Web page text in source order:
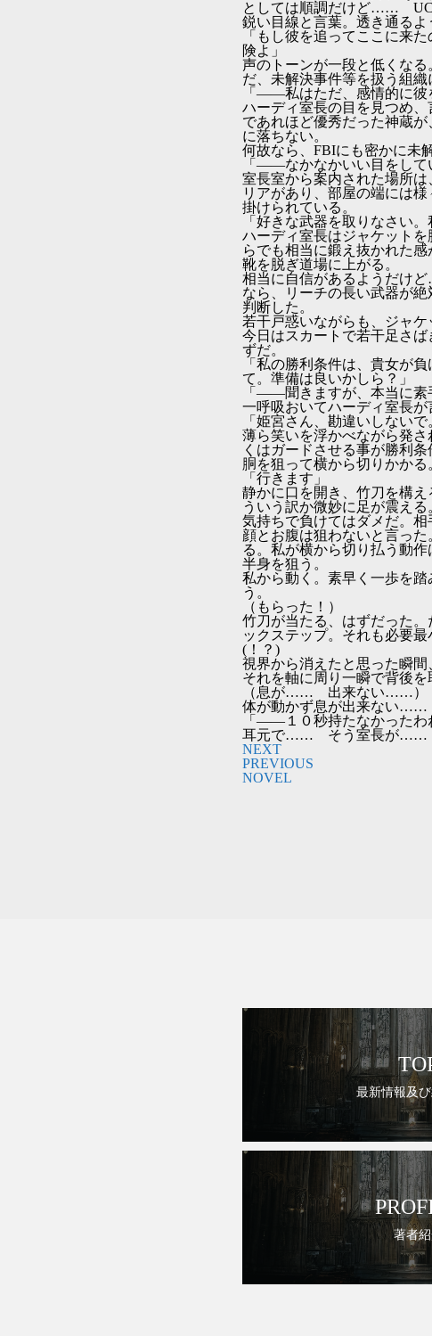
としては順調だけど……
鋭い目線と言葉。透き通る
「もし彼を追ってここに来
険よ」
声のトーンが一段と低くな
だ、未解決事件等を扱う組
「――私はただ、感情的に彼
ハーディ室長の目を見つめ
であれほど優秀だった神蔵
に落ちない。
何故なら、FBIにも密かに未
「――なかなかいい目をして
室長室から案内された場所
リアがあり、部屋の端には
掛けられている。
「好きな武器を取りなさい
ハーディ室長はジャケット
らでも相当に鍛え抜かれた
靴を脱ぎ道場に上がる。
相当に自信があるようだけ
なら、リーチの長い武器が
判断した。
若干戸惑いながらも、ジャ
今日はスカートで若干足さ
ずだ。
「私の勝利条件は、貴女が
て。準備は良いかしら？」
「――聞きますが、本当に素
一呼吸おいてハーディ室長が
「姫宮さん、勘違いしない
薄ら笑いを浮かべながら発
くはガードさせる事が勝利
胴を狙って横から切りかかる
「行きます」
静かに口を開き、竹刀を構
ういう訳か微妙に足が震え
気持ちで負けてはダメだ。相
顔とお腹は狙わないと言っ
る。私が横から切り払う動
半身を狙う。
私から動く。素早く一歩を
う。
（もらった！）
竹刀が当たる、はずだった
ックステップ。それも必要
(！？)
視界から消えたと思った瞬
それを軸に周り一瞬で背後
（息が…… 出来ない……）
体が動かず息が出来ない
「――１０秒持たなかったわ
耳元で…… そう室長が
NEXT
PREVIOUS
NOVEL
最新情報及
著者